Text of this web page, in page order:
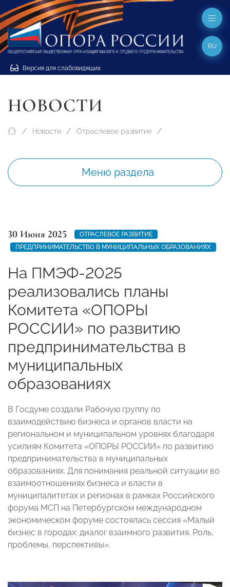
Версия для слабовидящих
RU
НОВОСТИ
Новости Отраслевое развитие
Меню раздела
30 Июня 2025
ОТРАСЛЕВОЕ РАЗВИТИЕ
ПРЕДПРИНИМАТЕЛЬСТВО В МУНИЦИПАЛЬНЫХ ОБРАЗОВАНИЯХ
На ПМЭФ-2025
реализовались планы
Комитета «ОПОРЫ
РОССИИ» по развитию
предпринимательства в
муниципальных
образованиях
В Госдуме создали Рабочую группу по
взаимодействию бизнеса и органов власти на
региональном и муниципальном уровнях благодаря
усилиям Комитета «ОПОРЫ РОССИИ» по развитию
предпринимательства в муниципальных
образованиях. Для понимания реальной ситуации во
взаимоотношениях бизнеса и власти в
муниципалитетах и регионах в рамках Российского
форума МСП на Петербургском международном
экономическом форуме состоялась сессия «Малый
бизнес в городах: диалог взаимного развития. Роль,
проблемы, перспективы».